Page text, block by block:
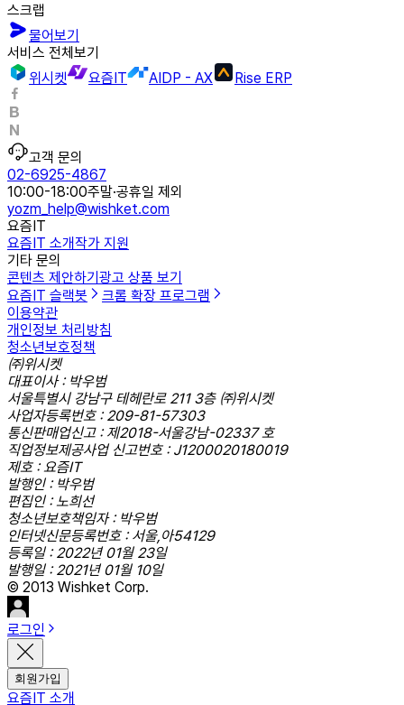
스크랩
물어보기
서비스 전체보기
위시켓
요즘IT AIDP - AX Rise ERP
고객 문의
02-6925-4867
10:00-18:00주말·공휴일 제외
yozm_help@wishket.com
요즘IT
요즘IT 소개작가 지원
기타 문의
콘텐츠 제안하기 광고 상품 보기
요즘IT 슬랙봇
크롬 확장 프로그램
이용약관
개인정보 처리방침
청소년보호정책
㈜위시켓
대표이사 : 박우범
서울특별시 강남구 테헤란로 211 3층 ㈜위시켓
사업자등록번호 : 209-81-57303
통신판매업신고 : 제2018-서울강남-02337 호
직업정보제공사업 신고번호 : J1200020180019
제호 : 요즘IT
발행인 : 박우범
편집인 : 노희선
청소년보호책임자 : 박우범
인터넷신문등록번호 : 서울,아54129
등록일 : 2022년 01월 23일
발행일 : 2021년 01월 10일
© 2013 Wishket Corp.
로그인
회원가입
요즘IT 소개